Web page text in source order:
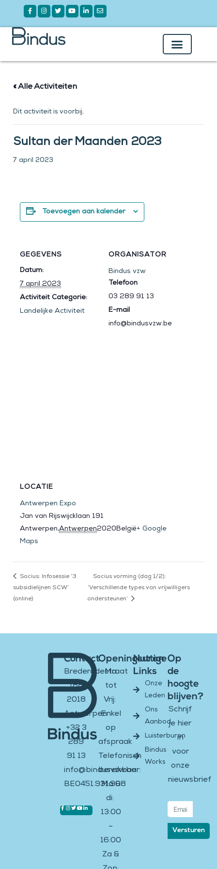
inhoud
Facebook-
f
Instagram
TwitterYoutubeLinkedin-
in
Envelope
« Alle Activiteiten
Dit activiteit is voorbij.
Sultan der Maanden 2023
7 april 2023
Toevoegen aan kalender
GEGEVENS
Datum:
7 april 2023
Activiteit Categorie:
Landelijke Activiteit
ORGANISATOR
Bindus vzw
Telefoon
03 289 91 13
E-mail
info@bindusvzw.be
LOCATIE
Antwerpen Expo
Jan van Rijswijcklaan 191
Antwerpen,Antwerpen2020 België+ Google
Maps
Socius: Infosessie ‘3
subsidielijnen SCW’
(online)
Socius vorming (dag 1/2):
‘Verschillende types van vrijwilligers
ondersteunen’
Contact
Brederodestraat
188
2018
Antwerpen
+32 3
289
91 13
info@bindusvzw.be
BE0451.931.908
Facebook-
Instagram
Twitter
Youtube
Linkedin-
Openingsuren
Ma
tot
Vrij:
Enkel
op
afspraak
Telefonisch
bereikbaar:
Ma &
di:
13:00
–
16:00
Za &
Nuttige
Links
Onze
Leden
Ons
Aanbod
Luisterburen
Bindus
Works
Op
de
hoogte
blijven?
Schrijf
je hier
in
voor
onze
nieuwsbrief
Email
Versturen